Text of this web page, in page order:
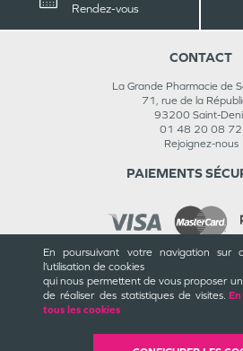
En poursuivant votre navigation sur
l’utilisation de cookies
qui nous permettent de vous proposer
de réaliser des statistiques de visites.
tous les cookies
Rendez-vous
CONTACT
La Grande Pharmacie de
71, rue de la
93200 Saint-
01 48 20 08 72
Rejoignez-nous
CGU / CGV
PAIEMENTS